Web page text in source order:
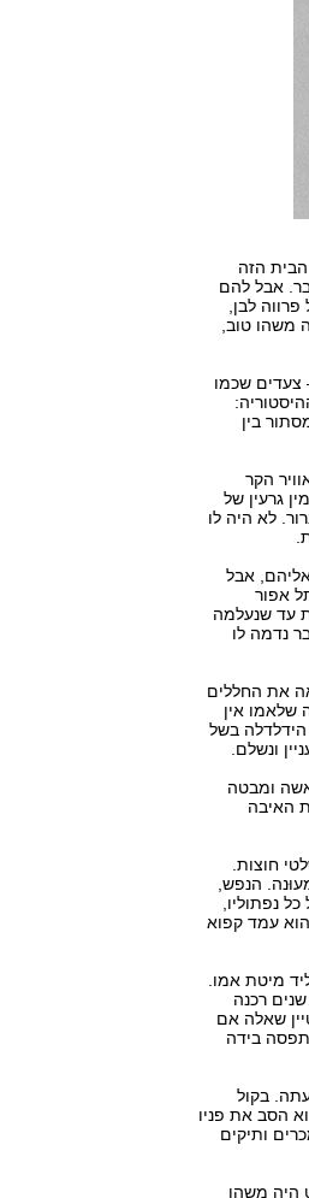
הזה
אבל להם
לבן,
משהו טוב,
שכמו
בין
הקר
גרעין של
לא היה לו
אבל
אפור
עד שנעלמה
נדמה לו
את החללים
שלאמו אין
בשל
ונשלם.
ומבטה
האיבה
חוצות.
הנפש,
נפתוליו,
עמד קפוא
מיטת אמו.
רכנה
שאלה אם
בידה
בקול
הסב את פניו
ותיקים
היה משהו